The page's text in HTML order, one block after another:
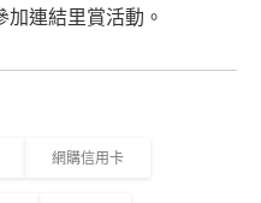
連結里賞活動。
網購信用卡